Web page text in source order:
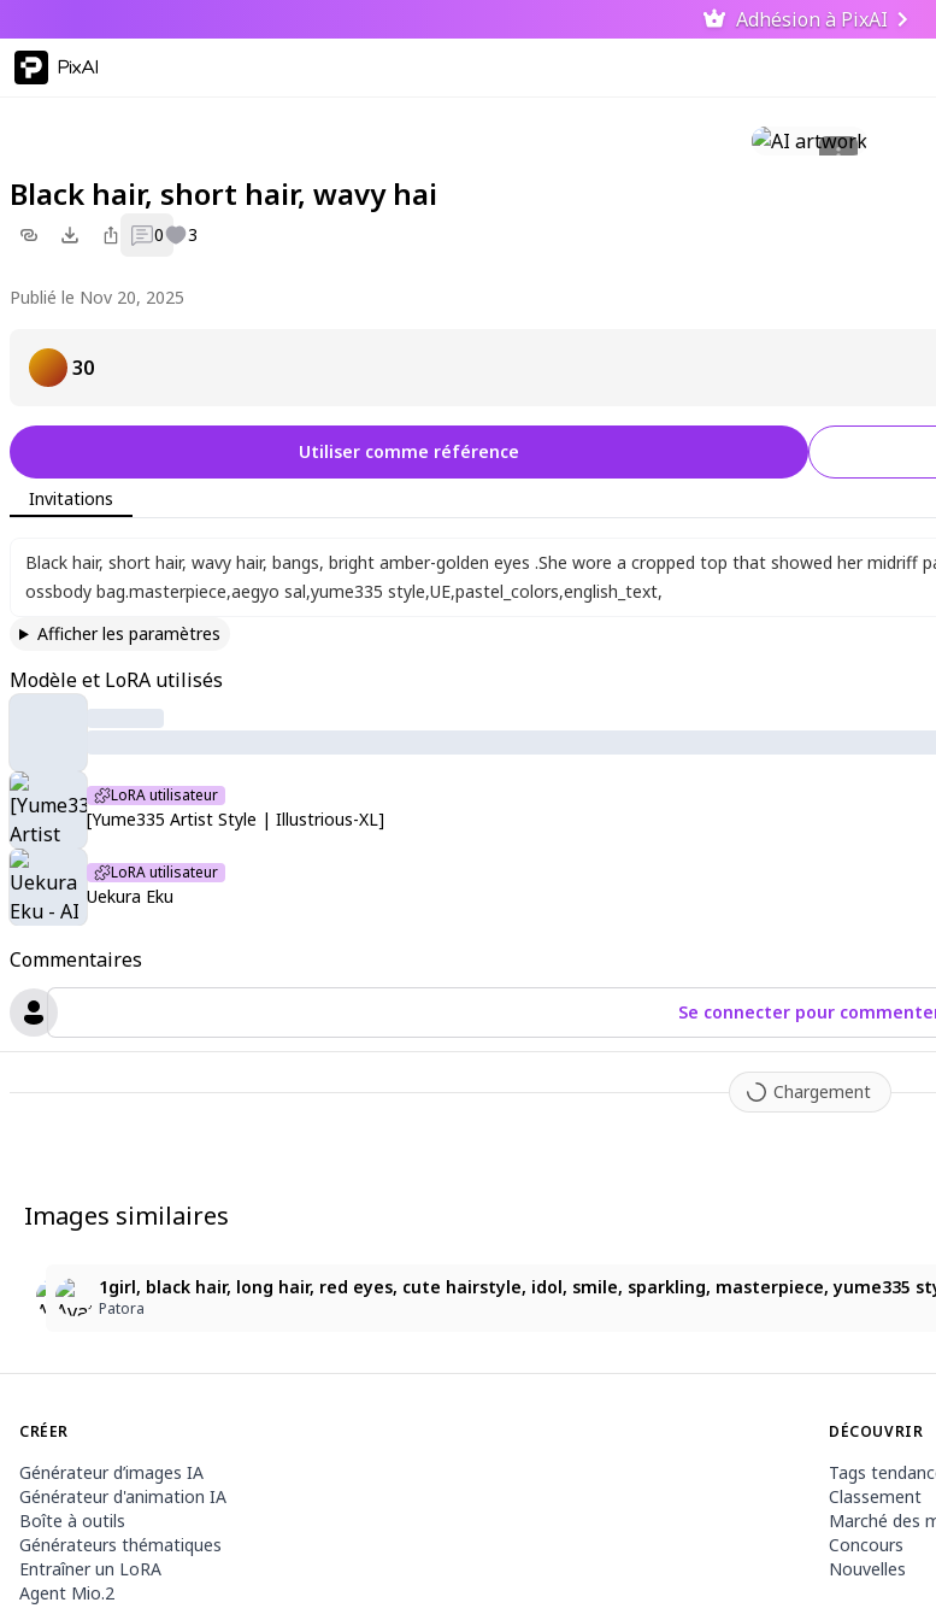
Adhésion à PixAI
PixAI
Black hair, short hair, wavy hai
0 3
Publié le Nov 20, 2025
30
Commentaires
Se connecter pour
Chargement
Utiliser comme référence
Invitations
Black hair, short hair, wavy hair, bangs, bright amber-golden eyes .She wore a cropped top that showed her midriff
ossbody bag.masterpiece,aegyo sal,yume335 style,UE,pastel_colors,english_text,
Afficher les paramètres
Modèle et LoRA utilisés
LoRA utilisateur
[Yume335 Artist Style | Illustrious-XL]
LoRA utilisateur
Uekura Eku
Images similaires
1girl, black hair, long hair, red eyes, cute hairstyle, idol, smile, sparkling, masterpiece, yume335
Patora
1girl, black hair, long hair, red eyes, cute hairstyle, idol, smile, sparkling, masterpiece,
Patora
1girl, black hair, long hair, red eyes, cute hairstyle, idol, smile, sparkling, masterpiece,
Patora
CRÉER
Générateur d’images IA
Générateur d'animation IA
Boîte à outils
Générateurs thématiques
Entraîner un LoRA
Agent Mio.2
DÉCOUVRIR
Tags
Classement
Marché des
Concours
Nouvelles